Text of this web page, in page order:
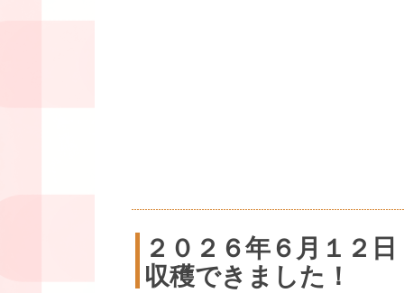
２０２６年６月１２日
収穫できました！